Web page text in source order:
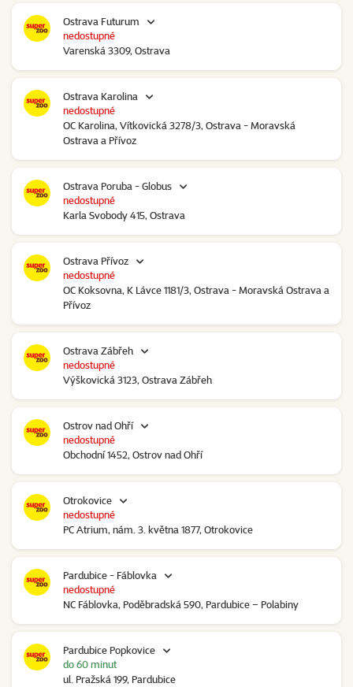
Ostrava Futurum
Varenská 3309, Ostrava
nedostupné
Ostrava Karolina
OC Karolina, Vítkovická 3278/3, Ostrava - Moravská
Ostrava a Přívoz
nedostupné
Ostrava Poruba - Globus
Karla Svobody 415, Ostrava
nedostupné
Ostrava Přívoz
OC Koksovna, K Lávce 1181/3, Ostrava - Moravská Ostrava a
Přívoz
nedostupné
Ostrava Zábřeh
Výškovická 3123, Ostrava Zábřeh
nedostupné
Ostrov nad Ohří
Obchodní 1452, Ostrov nad Ohří
nedostupné
Otrokovice
PC Atrium, nám. 3. května 1877, Otrokovice
nedostupné
Pardubice - Fáblovka
NC Fáblovka, Poděbradská 590, Pardubice – Polabiny
nedostupné
Pardubice Popkovice
ul. Pražská 199, Pardubice
do 60 minut